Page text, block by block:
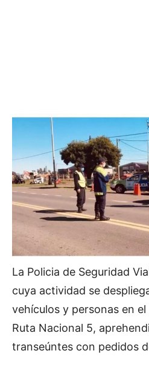
La Policia de Seguridad
cuya actividad se
vehículos y personas en
Ruta Nacional 5,
transeúntes con pedidos